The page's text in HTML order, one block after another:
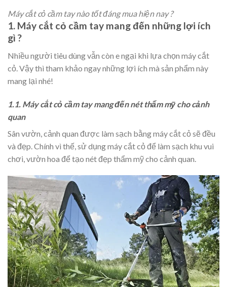
Máy cắt cỏ cầm tay nào tốt đáng mua hiện nay ?
1. Máy cắt cỏ cầm tay mang đến những lợi ích
gì ?
Nhiều người tiêu dùng vẫn còn e ngại khi lựa chọn máy cắt
cỏ. Vậy thì tham khảo ngay những lợi ích mà sản phẩm này
mang lại nhé!
1.1. Máy cắt cỏ cầm tay mang đến nét thẩm mỹ cho cảnh
quan
Sân vườn, cảnh quan được làm sạch bằng máy cắt cỏ sẽ đều
và đẹp. Chính vì thế, sử dụng máy cắt cỏ để làm sạch khu vui
chơi, vườn hoa để tạo nét đẹp thẩm mỹ cho cảnh quan.